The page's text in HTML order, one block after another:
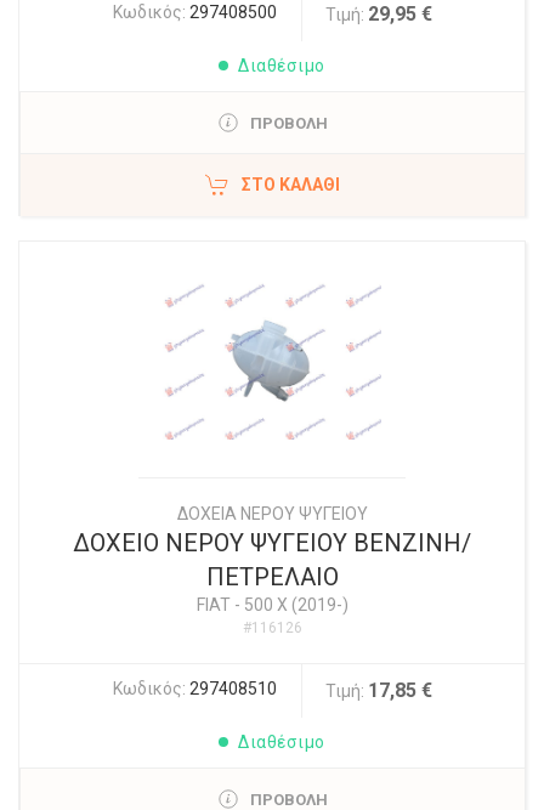
Κωδικός: 297408500 Τιμή: 29,95 €
Διαθέσιμο
ΠΡΟΒΟΛΗ
ΣΤΟ ΚΑΛΆΘΙ
ΔΟΧΕΙΑ ΝΕΡΟΥ ΨΥΓΕΙΟΥ
ΔΟΧΕΙΟ ΝΕΡΟΥ ΨΥΓΕΙΟΥ ΒΕΝΖΙΝΗ/
ΠΕΤΡΕΛΑΙΟ
FIAT- 500 X (2019-)
#116126
Κωδικός: 297408510 Τιμή: 17,85 €
Διαθέσιμο
ΠΡΟΒΟΛΗ